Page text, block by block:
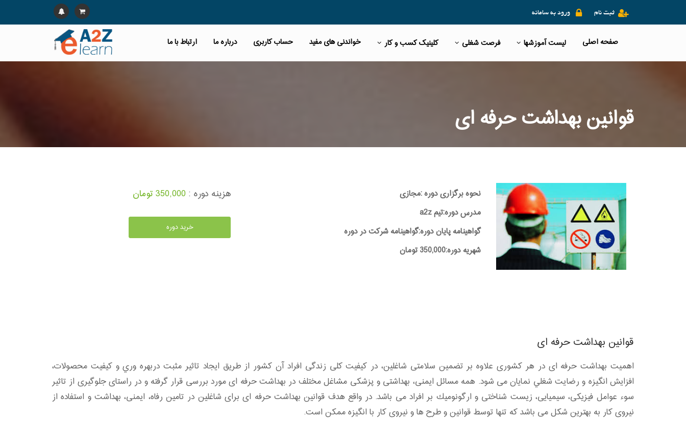
ورود به سامانه ثبت نام
صفحه اصلی لیست آموزشها فرصت شغلی کلینیک کسب و کار خواندنی های مفید حساب کاربری درباره ما ارتباط با ما
قوانین بهداشت حرفه ای
نحوه برگزاری دوره :مجازی
مدرس دوره:تیم a2z
گواهینامه پایان دوره:گواهینامه شرکت در دوره
شهریه دوره:350,000 تومان
هزینه دوره : 350,000 تومان
خرید دوره
قوانین بهداشت حرفه ای
اهمیت بهداشت حرفه ای در هر کشوری علاوه بر تضمین سلامتی شاغلین، در کیفیت کلی زندگی افراد آن کشور از طریق ایجاد تاثير مثبت‌ دربهره وري‌ و كيفيت‌ محصولات‌،
افزایش انگيزه‌ و رضايت‌ شغلي‌ نمایان می شود. همه مسائل ایمنی، بهداشتی و پزشکی مشاغل مختلف در بهداشت حرفه ای مورد بررسی قرار گرفته و در راستای جلوگیری از تاثیر
سوء عوامل فیزیکی، سیمیایی، زیست شناختی و ارگونوميك‌ بر افراد می باشد. در واقع هدف قوانین بهداشت حرفه ای برای شاغلین در تامین رفاه، ایمنی، بهداشت و استفاده از
نیروی کار به بهترین شکل می باشد که تنها توسط قوانین و طرح ها و نیروی کار با انگیزه ممکن است.